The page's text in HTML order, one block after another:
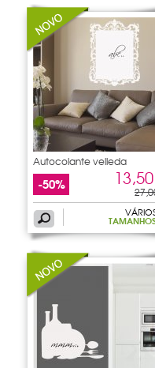
Autocolante velleda
ornamento
-50%